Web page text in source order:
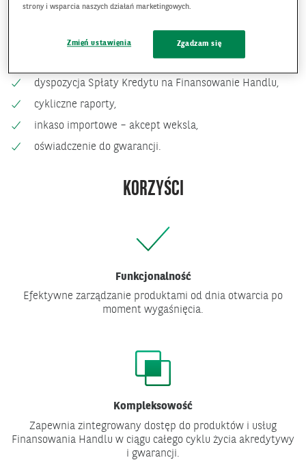
Dodatkowo system umożliwia złożenie wniosku i dyspozycji
dyspozycja Uruchomienia Kredytu na Finansowanie
dyspozycja Spłaty Kredytu na Finansowanie Handlu,
cykliczne raporty,
inkaso importowe – akcept weksla,
oświadczenie do gwarancji.
KORZYŚCI
Funkcjonalność
Efektywne zarządzanie produktami od dnia otwarcia po
moment wygaśnięcia.
Kompleksowość
Zapewnia zintegrowany dostęp do produktów i usług
Finansowania Handlu w ciągu całego cyklu życia akredytywy
i gwarancji.
strony i wsparcia naszych działań marketingowych.
Zmień ustawienia Zgadzam się